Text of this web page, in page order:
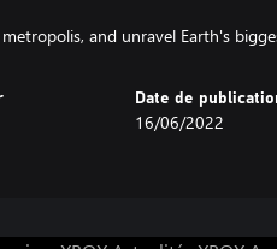
and unravel Earth's
Date de
16/06/2022